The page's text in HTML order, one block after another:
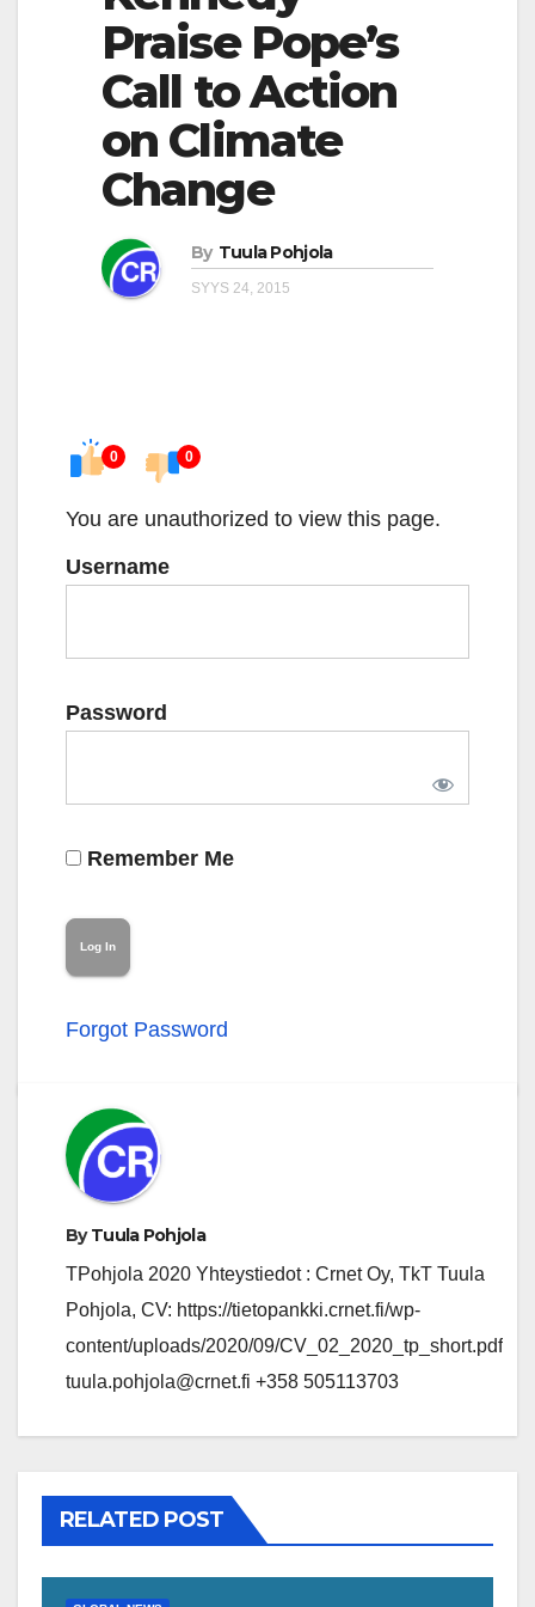
Praise Pope’s
Call to Action
on Climate
Change
By Tuula Pohjola
SYYS 24, 2015
0 0
You are unauthorized to view this page.
Username
Password
Remember Me
Forgot Password
ByTuula Pohjola
TPohjola 2020 Yhteystiedot : Crnet Oy, TkT Tuula
Pohjola, CV: https://tietopankki.crnet.fi/wp-
content/uploads/2020/09/CV_02_2020_tp_short.pdf
tuula.pohjola@crnet.fi +358 505113703
RELATED POST